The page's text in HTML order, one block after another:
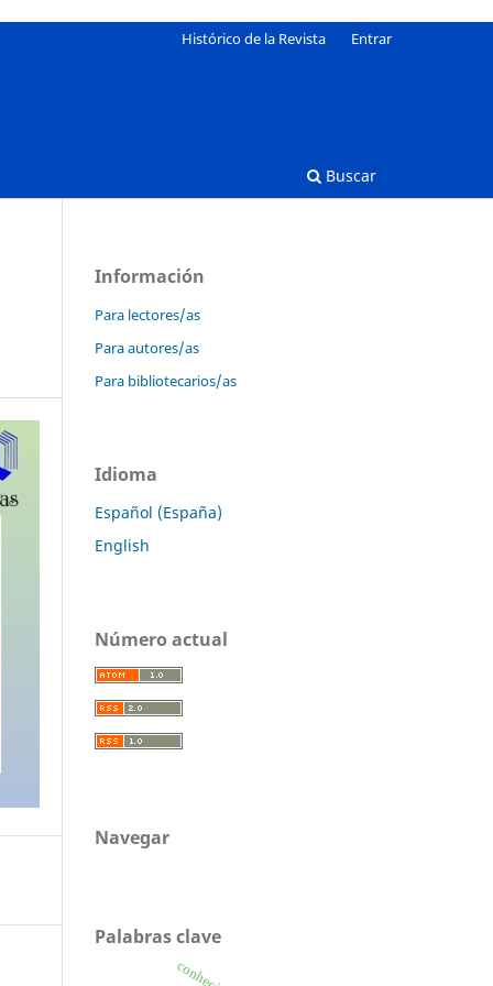
Buscar
Histórico de la Revista Entrar
Información
Para lectores/as
Para autores/as
Para bibliotecarios/as
Idioma
Español (España)
English
Número actual
Navegar
Palabras clave